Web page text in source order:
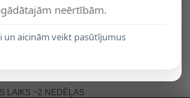
LAIKS ~2 NEDĒĻAS
neērtībām.
un aicinām veikt pasūtījumus